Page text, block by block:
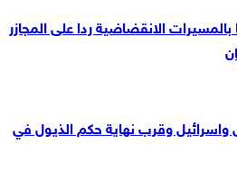
الانقضاضية ردا على المجازر
وقرب نهاية حكم الذيول في